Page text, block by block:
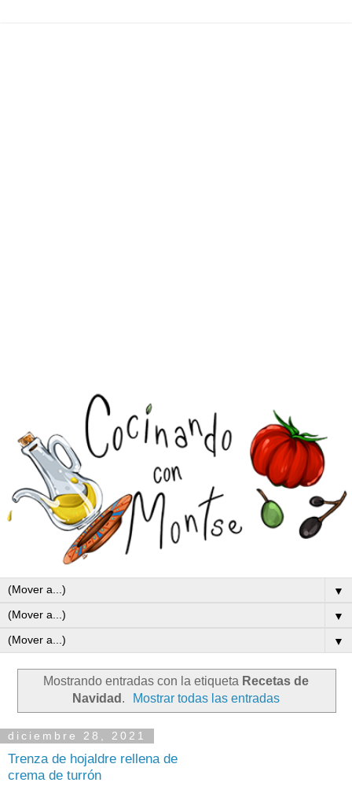
▼
▼
▼
Mostrando entradas con la etiqueta Recetas de
Navidad . Mostrar todas las entradas
diciembre 28, 2021
Trenza de hojaldre rellena de
crema de turrón